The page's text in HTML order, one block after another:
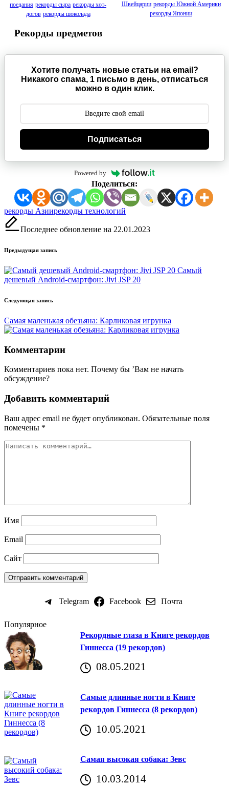
поедания рекорды сыра рекорды хот-
догов рекорды шоколада
Рекорды предметов
Швейцарии рекорды Южной Америки
рекорды Японии
Хотите получать новые статьи на email?
Никакого спама, 1 письмо в день, отписаться
можно в один клик.
Подписаться
Powered by
Поделиться:
Метки:
рекорды Азиирекорды технологий
Последнее обновление на 22.01.2023
Навигация
записи
Предыдущая запись
Самый
дешевый Android-смартфон: Jivi JSP 20
Следующая запись
Самая маленькая обезьяна: Карликовая игрунка
Комментарии
Комментариев пока нет. Почему бы ’Вам не начать
обсуждение?
Добавить комментарий
Ваш адрес email не будет опубликован. Обязательные поля
помечены *
Имя
Email
Сайт
Telegram Facebook Почта
Популярное
Рекордные глаза в Книге рекордов
Гиннесса (19 рекордов)
08.05.2021
Самые длинные ногти в Книге
рекордов Гиннесса (8 рекордов)
10.05.2021
Самая высокая собака: Зевс
10.03.2014